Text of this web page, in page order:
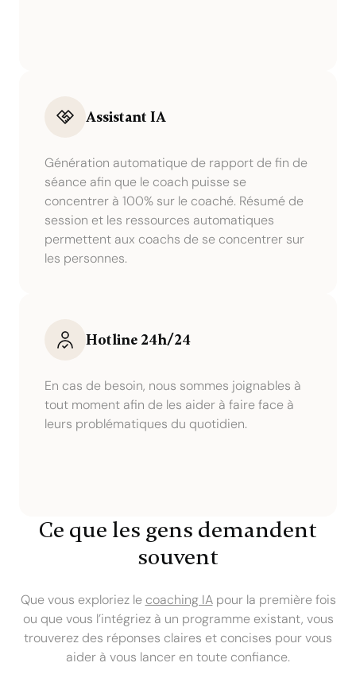
Assistant IA
Génération automatique de rapport de fin de
séance afin que le coach puisse se
concentrer à 100% sur le coaché. Résumé de
session et les ressources automatiques
permettent aux coachs de se concentrer sur
les personnes.
Hotline 24h/24
En cas de besoin, nous sommes joignables à
tout moment afin de les aider à faire face à
leurs problématiques du quotidien.
Ce que les gens demandent
souvent
Que vous exploriez le coaching IApour la première fois
ou que vous l’intégriez à un programme existant, vous
trouverez des réponses claires et concises pour vous
aider à vous lancer en toute confiance.